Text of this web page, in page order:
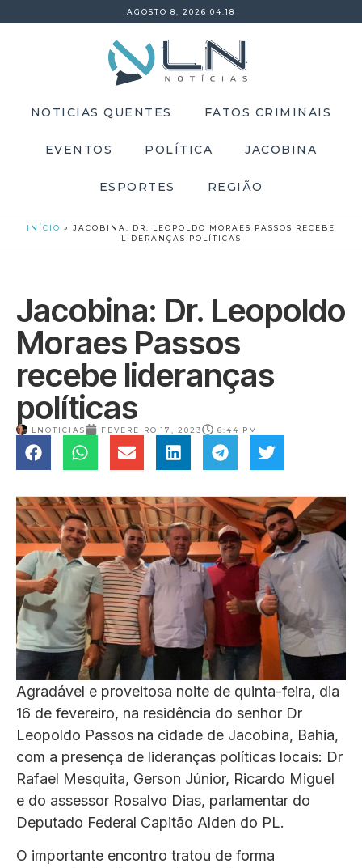
AGOSTO 8, 2026 04:18
NOTICIAS QUENTES FATOS CRIMINAIS
EVENTOS POLÍTICA JACOBINA
ESPORTES REGIÃO
INÍCIO » JACOBINA: DR. LEOPOLDO MORAES PASSOS RECEBE
LIDERANÇAS POLÍTICAS
Jacobina: Dr. Leopoldo
Moraes Passos
recebe lideranças
políticas
LNOTICIAS FEVEREIRO 17, 2023 6:44 PM
Agradável e proveitosa noite de quinta-feira, dia
16 de fevereiro, na residência do senhor Dr
Leopoldo Passos na cidade de Jacobina, Bahia,
com a presença de lideranças políticas locais: Dr
Rafael Mesquita, Gerson Júnior, Ricardo Miguel
e do assessor Rosalvo Dias, parlamentar do
Deputado Federal Capitão Alden do PL.
O importante encontro tratou de forma